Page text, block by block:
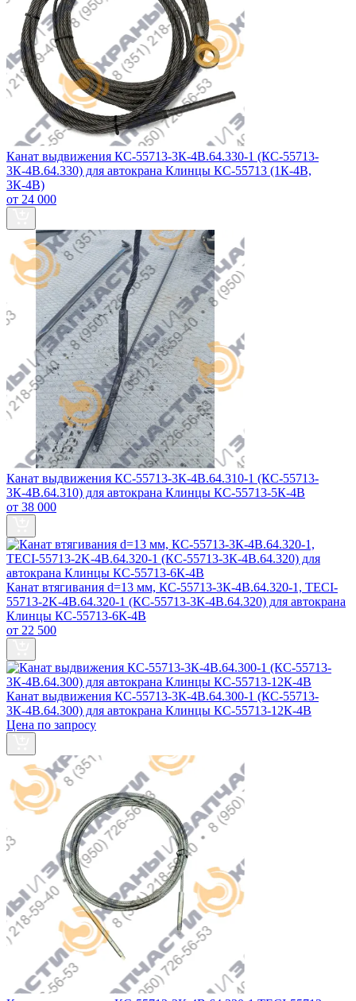
Канат выдвижения КС-55713-3К-4В.64.330-1 (КС-55713-
3К-4В.64.330) для автокрана Клинцы КС-55713 (1К-4В,
3К-4В)
от 24 000
Канат выдвижения КС-55713-3К-4В.64.310-1 (КС-55713-
3К-4В.64.310) для автокрана Клинцы КС-55713-5К-4В
от 38 000
Канат втягивания d=13 мм, КС-55713-3К-4В.64.320-1, TECI-
55713-2K-4B.64.320-1 (КС-55713-3К-4В.64.320) для автокрана
Клинцы КС-55713-6К-4В
от 22 500
Канат выдвижения КС-55713-3К-4В.64.300-1 (КС-55713-
3К-4В.64.300) для автокрана Клинцы КС-55713-12К-4В
Цена по запросу